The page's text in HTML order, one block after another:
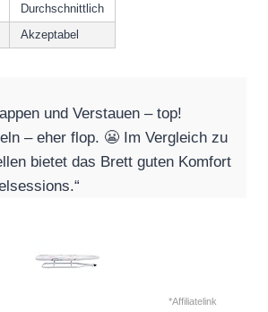
Durchschnittlich
Akzeptabel
und Verstauen – top!
– eher flop. 😬 Im Vergleich zu
bietet das Brett guten Komfort
*Affiliatelink